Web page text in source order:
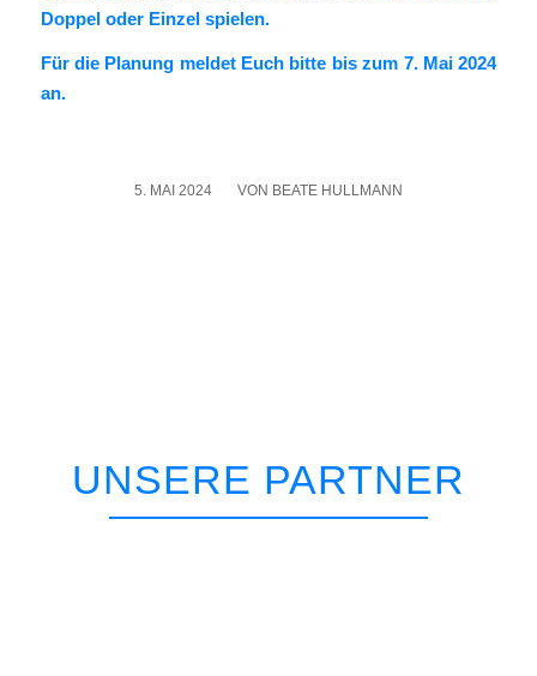
Dop­pel oder Ein­zel spie­len.
Für die Pla­nung mel­det Euch bit­te bis zum 7. Mai 2024
an.
5. MAI 2024
/ VON BEATE HULLMANN
UNSERE PARTNER